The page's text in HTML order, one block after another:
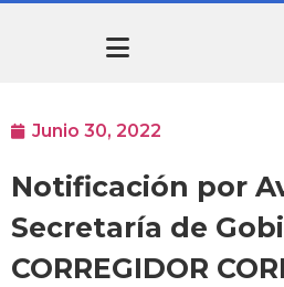
Junio 30, 2022
Notificación por
Secretaría de
CORREGIDOR